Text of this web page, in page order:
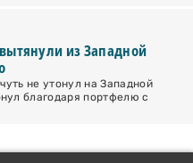
из Западной
не утонул на Западной
благодаря портфелю с